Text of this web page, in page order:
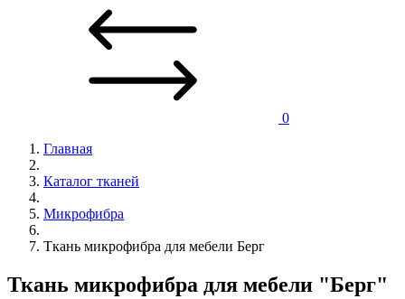
0
Главная
Каталог тканей
Микрофибра
Ткань микрофибра для мебели Берг
Ткань микрофибра для мебели "Берг"